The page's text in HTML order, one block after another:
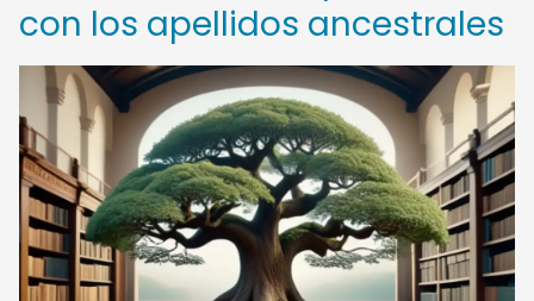
con los apellidos ancestrales